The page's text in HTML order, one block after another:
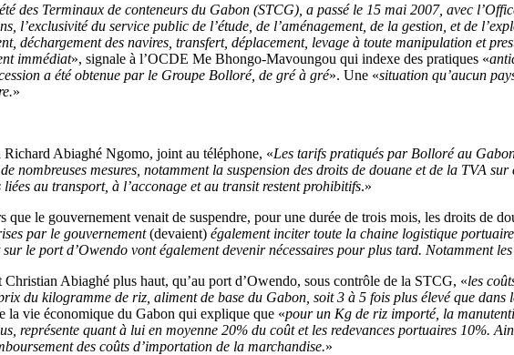
des Terminaux de conteneurs du Gabon (STCG), a passé le 15 mai 2007, avec
l’exclusivité du service public de l’étude, de l’aménagement, de la gestion, et de
déchargement des navires, transfert, déplacement, levage à toute manipulation et
immédiat», signale à l’OCDE Me Bhongo-Mavoungou qui indexe des pratiques «
a été obtenue par le Groupe Bolloré, de gré à gré». Une «situation qu’aucun
»
Abiaghé Ngomo, joint au téléphone, «Les tarifs pratiqués par Bolloré au
nombreuses mesures, notamment la suspension des droits de douane et de la TVA
au transport, à l’acconage et au transit restent prohibitifs.»
que le gouvernement venait de suspendre, pour une durée de trois mois, les droits de
par le gouvernement(devaient) également inciter toute la chaine logistique
sur le port d’Owendo vont également devenir nécessaires pour plus tard. Notamment
Abiaghé plus haut, qu’au port d’Owendo, sous contrôle de la STCG, «les
du kilogramme de riz, aliment de base du Gabon, soit 3 à 5 fois plus élevé que dans
la vie économique du Gabon qui explique que «pour un Kg de riz importé, la
représente quant à lui en moyenne 20% du coût et les redevances portuaires 10%.
des coûts d’importation de la marchandise.»